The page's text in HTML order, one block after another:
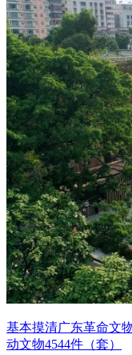
基本摸清广东革命文
动文物4544件（套）